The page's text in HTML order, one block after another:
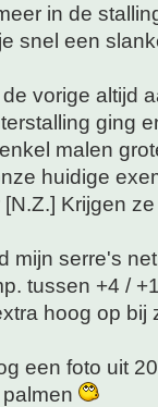
in de
snel een
vorige altijd
ging
malen
huidige
[N.Z.] Krijgen
mijn serre's
tussen +4 /
hoog op bij
een foto uit